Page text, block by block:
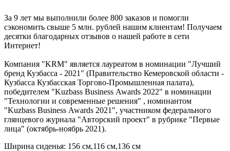
За 9 лет мы выполнили более 800 заказов и помогли
сэкономить свыше 5 млн. рублей нашим клиентам! Получаем
десятки благодарных отзывов о нашей работе в сети
Интернет!
Компания "KRM" является лауреатом в номинации "Лучший
бренд Кузбасса - 2021" (Правительство Кемеровской области -
Кузбасса Кузбасская Торгово-Промышленная палата),
победителем "Kuzbass Business Awards 2022" в номинации
"Технологии и современные решения" , номинантом
"Kuzbass Business Awards 2021", участником федерального
глянцевого журнала "Авторский проект" в рубрике "Первые
лица" (октябрь-ноябрь 2021).
Ширина сиденья: 156 см,116 см,136 см